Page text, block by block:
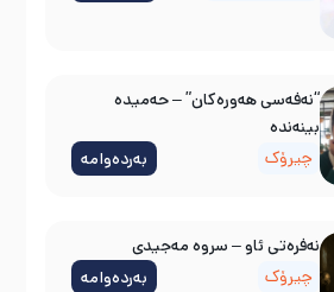
“نەفەسی هەورەکان” – حەمیدە
بینەندە
چیرۆک
بەردەوامە
نه‌فره‌تی ئاو – سروه‌ مه‌جیدی
چیرۆک
بەردەوامە